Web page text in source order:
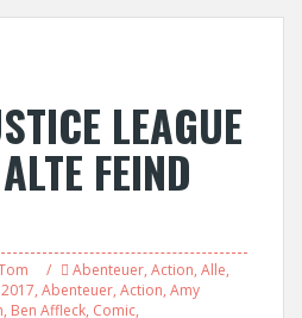
LEAGUE
FEIND
Abenteuer, Action, Alle,
2017, Abenteuer, Action, Amy
, Ben Affleck, Comic,